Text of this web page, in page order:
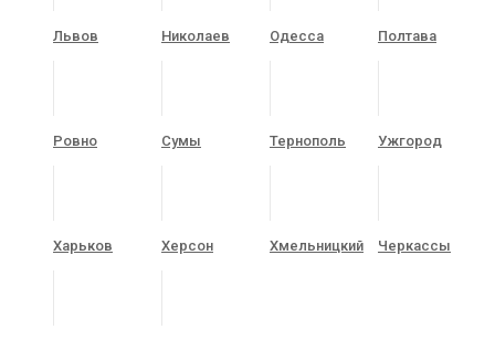
Львов Николаев Одесса Полтава
Ровно Сумы Тернополь Ужгород
Харьков Херсон Хмельницкий Черкассы